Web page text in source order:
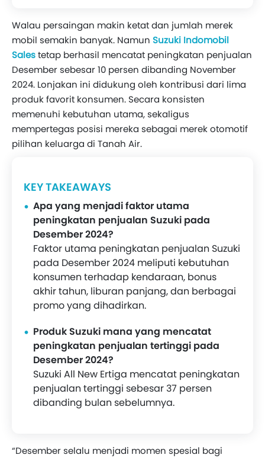
Walau persaingan makin ketat dan jumlah merek
mobil semakin banyak. Namun Suzuki Indomobil
Salestetap berhasil mencatat peningkatan penjualan
Desember sebesar 10 persen dibanding November
2024. Lonjakan ini didukung oleh kontribusi dari lima
produk favorit konsumen. Secara konsisten
memenuhi kebutuhan utama, sekaligus
mempertegas posisi mereka sebagai merek otomotif
pilihan keluarga di Tanah Air.
KEY TAKEAWAYS
Apa yang menjadi faktor utama
peningkatan penjualan Suzuki pada
Desember 2024?
Faktor utama peningkatan penjualan Suzuki
pada Desember 2024 meliputi kebutuhan
konsumen terhadap kendaraan, bonus
akhir tahun, liburan panjang, dan berbagai
promo yang dihadirkan.
Produk Suzuki mana yang mencatat
peningkatan penjualan tertinggi pada
Desember 2024?
Suzuki All New Ertiga mencatat peningkatan
penjualan tertinggi sebesar 37 persen
dibanding bulan sebelumnya.
“Desember selalu menjadi momen spesial bagi